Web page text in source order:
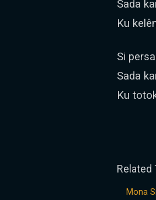
Sada
Ku
Si
Sada
Ku
Related
Mona